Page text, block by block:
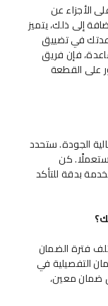
الأجزاء عن
إلى ذلك، يتميز
في تضييق
فإن فريق
على القطعة
الجودة. ستحدد
كن
بدقة للتأكد
فترة الضمان
التفصيلية في
ضمان معين،